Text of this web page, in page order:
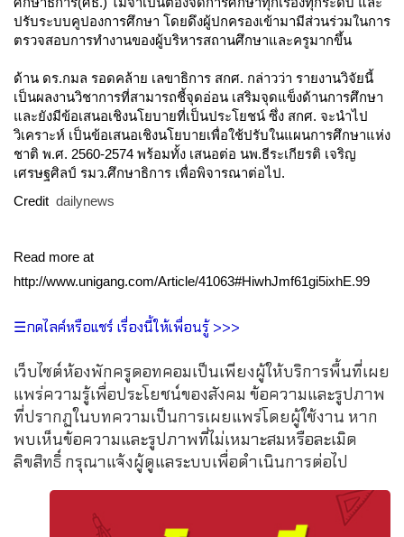
ปรับระบบคูปองการศึกษา โดยดึงผู้ปกครองเข้ามามีส่วนร่วมในการ
ตรวจสอบการทำงานของผู้บริหารสถานศึกษาและครูมากขึ้น
ด้าน ดร.กมล รอดคล้าย เลขาธิการ สกศ. กล่าวว่า รายงานวิจัยนี้
เป็นผลงานวิชาการที่สามารถชี้จุดอ่อน เสริมจุดแข็งด้านการศึกษา
และยังมีข้อเสนอเชิงนโยบายที่เป็นประโยชน์ ซึ่ง สกศ. จะนำไป
วิเคราะห์ เป็นข้อเสนอเชิงนโยบายเพื่อใช้ปรับในแผนการศึกษาแห่ง
ชาติ พ.ศ. 2560-2574 พร้อมทั้ง เสนอต่อ นพ.ธีระเกียรติ เจริญ
เศรษฐศิลป์ รมว.ศึกษาธิการ เพื่อพิจารณาต่อไป.
Credit dailynews
Read more at
http://www.unigang.com/Article/41063#HiwhJmf61gi5ixhE.99
☰กดไลค์หรือแชร์ เรื่องนี้ให้เพื่อนรู้ >>>
เว็บไซต์ห้องพักครูดอทคอมเป็นเพียงผู้ให้บริการพื้นที่เผย
แพร่ความรู้เพื่อประโยชน์ของสังคม ข้อความและรูปภาพ
ที่ปรากฏในบทความเป็นการเผยแพร่โดยผู้ใช้งาน หาก
พบเห็นข้อความและรูปภาพที่ไม่เหมาะสมหรือละเมิด
ลิขสิทธิ์ กรุณาแจ้งผู้ดูแลระบบเพื่อดำเนินการต่อไป